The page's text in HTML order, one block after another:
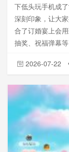
下低头玩手机成
深刻印象，让大
合了订婚宴上会
抽奖、祝福弹幕
2026-07-22